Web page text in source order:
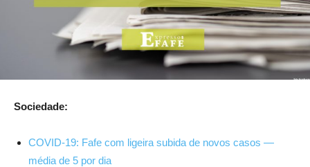
Sociedade:
COVID-19: Fafe com ligeira subida de novos casos —
média de 5 por dia